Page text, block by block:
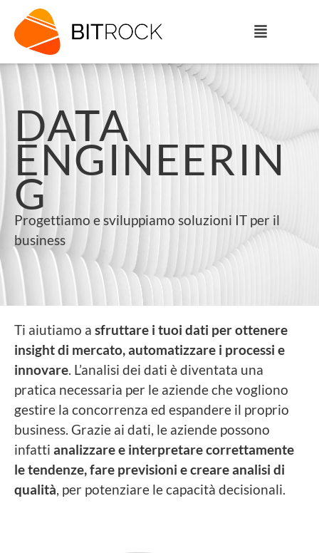
DATA
ENGINEERIN
G
Progettiamo e sviluppiamo soluzioni IT per il
business
Ti aiutiamo a sfruttare i tuoi dati per ottenere
insight di mercato, automatizzare i processi e
innovare. L’analisi dei dati è diventata una
pratica necessaria per le aziende che vogliono
gestire la concorrenza ed espandere il proprio
business. Grazie ai dati, le aziende possono
infatti analizzare e interpretare correttamente
le tendenze, fare previsioni e creare analisi di
qualità, per potenziare le capacità decisionali.